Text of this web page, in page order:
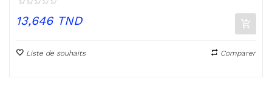
Prix
13,646 TND
Liste de souhaits Comparer